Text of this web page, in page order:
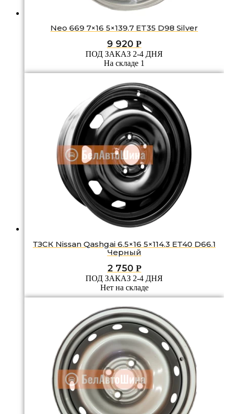
Neo 669 7×16 5×139.7 ET35 D98 Silver
9 920 Р
ПОД ЗАКАЗ 2-4 ДНЯ
На складе 1
ТЗСК Nissan Qashgai 6.5×16 5×114.3 ET40 D66.1
Черный
2 750 Р
ПОД ЗАКАЗ 2-4 ДНЯ
Нет на складе